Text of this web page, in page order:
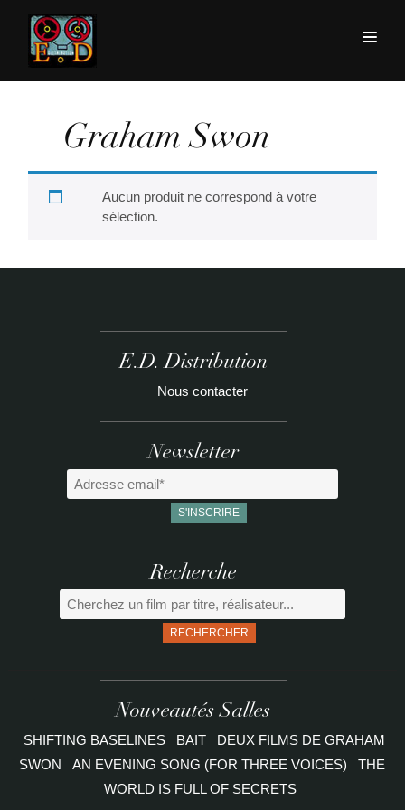
Graham Swon
Aucun produit ne correspond à votre
sélection.
E.D. Distribution
Nous contacter
Newsletter
Recherche
RECHERCHER
Nouveautés Salles
SHIFTING BASELINES BAIT
DEUX FILMS DE GRAHAM
SWON
AN EVENING SONG (FOR THREE VOICES)
THE
WORLD IS FULL OF SECRETS